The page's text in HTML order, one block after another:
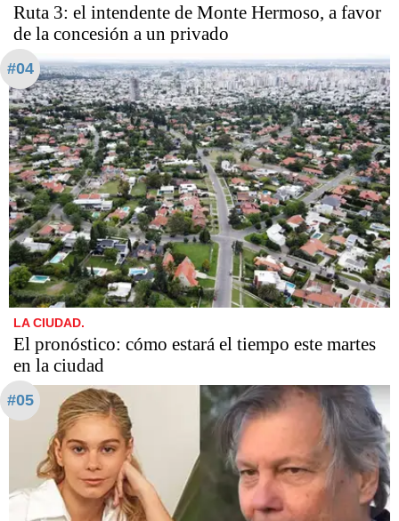
Ruta 3: el intendente de Monte Hermoso, a favor
de la concesión a un privado
#04
LA CIUDAD.
El pronóstico: cómo estará el tiempo este martes
en la ciudad
#05